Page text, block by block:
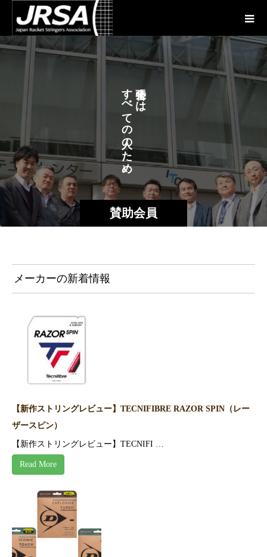
賛助会員
え
は
す
べ
て
の
の
た
め
。
メーカーの新着情報
【新作ストリングレビュー】TECNIFIBRE RAZOR SPIN（レー
ザースピン）
【新作ストリングレビュー】TECNIFI …
Read More